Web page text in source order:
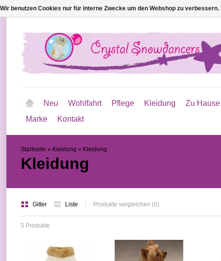
Neu Wohlfahrt Pflege Kleidung
Zu Hause
Marke
Kontakt
Startseite » Kleidung » Kleidung
Kleidung
Gitter Liste Produkte vergleichen (0)
5 Produkte
Wir benutzen Cookies nur für interne Zwecke um den Webshop zu